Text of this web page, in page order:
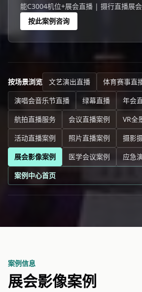
能C3004机位+展会直播 | 摄行直播展
2倍——78分贝噪音、几百展位抢WiFi、
会三招破解：领夹麦近讲效应降噪(离嘴
按此案例咨询
按场景浏览 文艺演出直播 体育赛事直
演唱会音乐节直播
绿幕直播 年会
航拍直播服务
会议直播案例
VR全
活动直播案例
照片直播案例
摄影
展会影像案例
医学会议案例
应急
案例中心首页
案例信息
展会影像案例